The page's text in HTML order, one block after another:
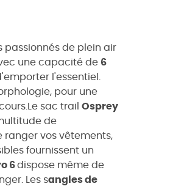
passionnés de plein air
une capacité de 6
l'essentiel.
pour une
sac trail Osprey
de
ranger vos vêtements,
fournissent un
6dispose même de
Les sangles de